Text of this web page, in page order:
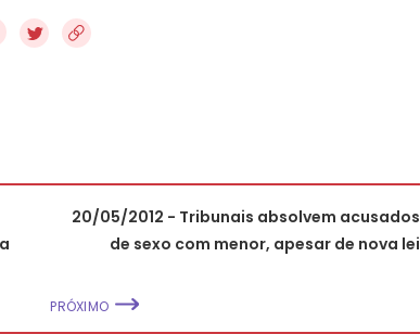
20/05/2012 - Tribunais absolvem acusados
de sexo com menor, apesar de nova lei
PRÓXIMO